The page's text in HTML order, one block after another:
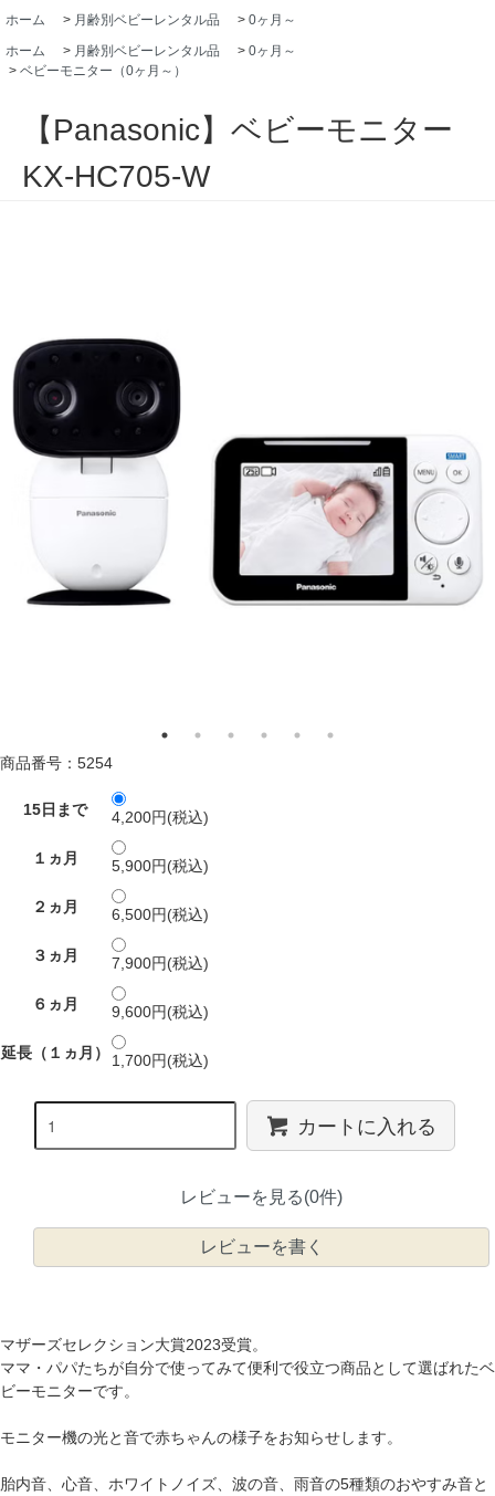
ホーム
> 月齢別ベビーレンタル品 > 0ヶ月～
ホーム
> 月齢別ベビーレンタル品 > 0ヶ月～
> ベビーモニター（0ヶ月～）
【Panasonic】ベビーモニター
KX-HC705-W
商品番号：5254
15日まで 4,200円(税込)
１ヵ月 5,900円(税込)
２ヵ月 6,500円(税込)
３ヵ月 7,900円(税込)
６ヵ月 9,600円(税込)
延長（１ヵ月） 1,700円(税込)
カートに入れる
レビューを見る(0件)
レビューを書く
マザーズセレクション大賞2023受賞。
ママ・パパたちが自分で使ってみて便利で役立つ商品として選ばれたベ
ビーモニターです。
モニター機の光と音で赤ちゃんの様子をお知らせします。
胎内音、心音、ホワイトノイズ、波の音、雨音の5種類のおやすみ音と